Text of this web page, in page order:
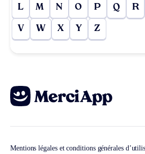
L M N O P Q R
V W X Y Z
Mentions légales et conditions générales